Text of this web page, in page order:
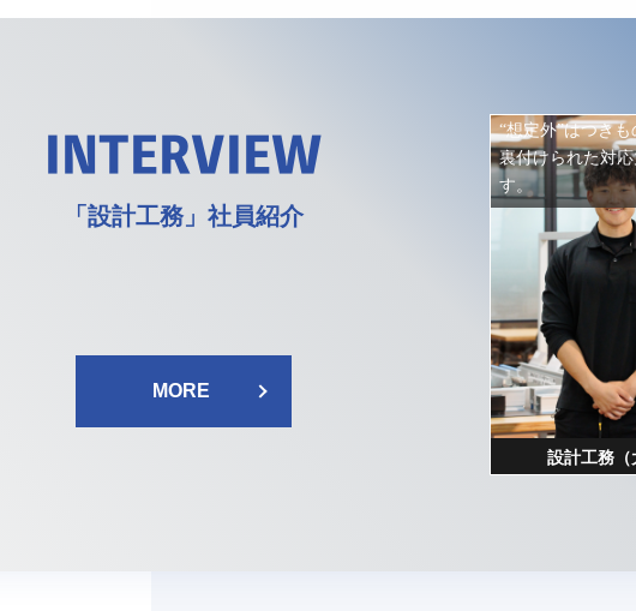
INTERVIEW
「設計工務」社員紹介
MORE
設計工務（
“想定外”はつき
裏付けられた対
す。